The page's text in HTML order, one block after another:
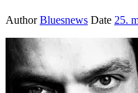
AuthorBluesnews Date 25.